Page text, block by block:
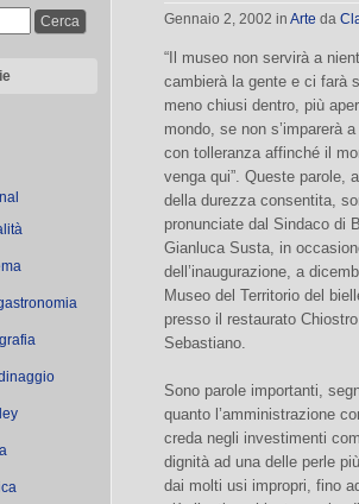
Gennaio 2, 2002 in Arte da
“Il museo non servirà a
cambierà la gente e ci farà
meno chiusi dentro, più
mondo, se non s’imparerà
con tolleranza affinché il
venga qui”. Queste parole,
della durezza consentita,
pronunciate dal Sindaco di
Gianluca Susta, in
dell’inaugurazione, a
Museo del Territorio del
presso il restaurato
Sebastiano.
Sono parole importanti,
quanto l’amministrazione
creda negli investimenti
dignità ad una delle perle
dai molti usi impropri, fino